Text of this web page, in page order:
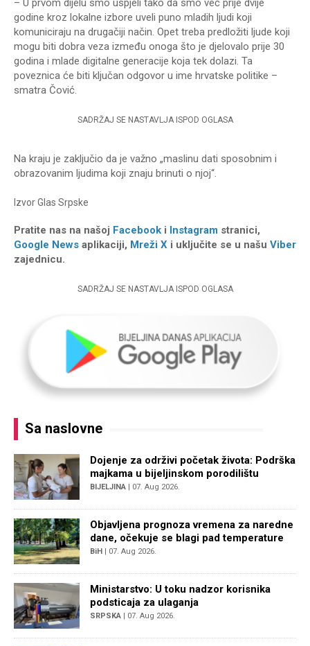
– U prvom dijelu smo uspjeli tako da smo već prije dvije
godine kroz lokalne izbore uveli puno mladih ljudi koji
komuniciraju na drugačiji način. Opet treba predložiti ljude koji
mogu biti dobra veza između onoga što je djelovalo prije 30
godina i mlade digitalne generacije koja tek dolazi. Ta
poveznica će biti ključan odgovor u ime hrvatske politike –
smatra Čović.
SADRŽAJ SE NASTAVLJA ISPOD OGLASA
Na kraju je zaključio da je važno „maslinu dati sposobnim i
obrazovanim ljudima koji znaju brinuti o njoj“.
IzvorGlas Srpske
Pratite nas na našoj Facebook i Instagram stranici,
Google News aplikaciji, Mreži X i uključite se u našu Viber
zajednicu.
SADRŽAJ SE NASTAVLJA ISPOD OGLASA
Sa naslovne
Dojenje za održivi početak života: Podrška
majkama u bijeljinskom porodilištu
BIJELJINA | 07. Aug 2026.
Objavljena prognoza vremena za naredne
dane, očekuje se blagi pad temperature
BiH | 07. Aug 2026.
Ministarstvo: U toku nadzor korisnika
podsticaja za ulaganja
SRPSKA | 07. Aug 2026.